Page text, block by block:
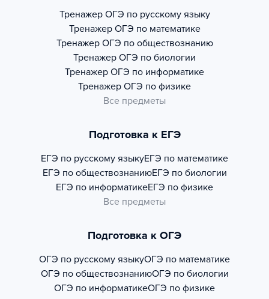
Тренажер ОГЭ по русскому языку
Тренажер ОГЭ по математике
Тренажер ОГЭ по обществознанию
Тренажер ОГЭ по биологии
Тренажер ОГЭ по информатике
Тренажер ОГЭ по физике
Все предметы
Подготовка к ЕГЭ
ЕГЭ по русскому языкуЕГЭ по математике
ЕГЭ по обществознаниюЕГЭ по биологии
ЕГЭ по информатикеЕГЭ по физике
Все предметы
Подготовка к ОГЭ
ОГЭ по русскому языкуОГЭ по математике
ОГЭ по обществознаниюОГЭ по биологии
ОГЭ по информатикеОГЭ по физике